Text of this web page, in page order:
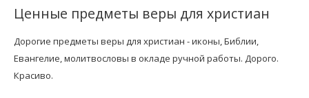
Ценные предметы веры для христиан
Дорогие предметы веры для христиан - иконы, Библии,
Евангелие, молитвословы в окладе ручной работы. Дорого.
Красиво.